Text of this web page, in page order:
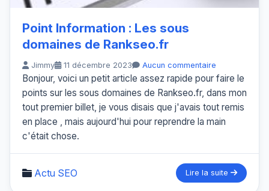
Point Information : Les sous
domaines de Rankseo.fr
Jimmy 11 décembre 2023 Aucun commentaire
Bonjour, voici un petit article assez rapide pour faire le
points sur les sous domaines de Rankseo.fr, dans mon
tout premier billet, je vous disais que j'avais tout remis
en place , mais aujourd'hui pour reprendre la main
c'était chose.
Actu SEO Lire la suite